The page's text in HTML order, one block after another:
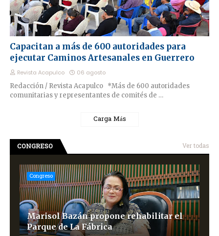
Capacitan a más de 600 autoridades para
ejecutar Caminos Artesanales en Guerrero
Revista Acapulco 06 agosto
Redacción / Revista Acapulco *Más de 600 autoridades
comunitarias y representantes de comités de …
Carga Más
CONGRESO Ver todas
Congreso
Marisol Bazán propone rehabilitar el
Parque de La Fábrica